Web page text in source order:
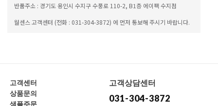
반품주소 : 경기도 용인시 수지구 수풍로 110-2, B1층 에이팩 수지점
월센스 고객센터 (전화 : 031-304-3872) 에 먼저 통보해 주시기 바랍니다.
고객센터
상품문의
샘플주문
고객상담센터
031-304-3872